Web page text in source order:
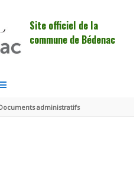
Site officiel de la
commune de Bédenac
administratifs